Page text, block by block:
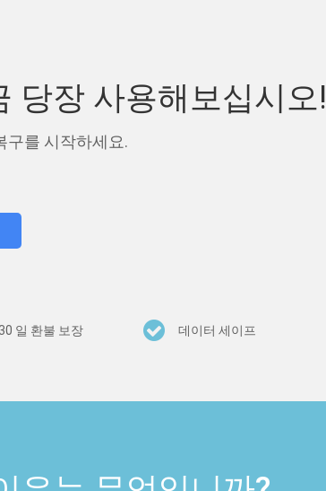
당장 사용해보십시오!
구를 시작하세요.
30 일 환불 보장 데이터 세이프